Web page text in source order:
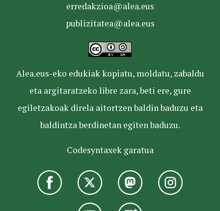
erredakzioa@alea.eus
publizitatea@alea.eus
Alea.eus-eko edukiak kopiatu, moldatu, zabaldu
eta argitaratzeko libre zara, beti ere, gure
egiletzakoak direla aitortzen baldin baduzu eta
baldintza berdinetan egiten baduzu.
Codesyntaxek garatua